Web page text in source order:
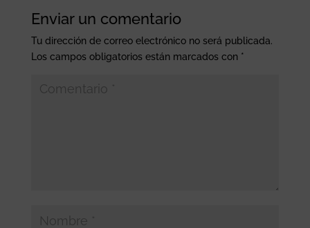
Enviar un comentario
Tu dirección de correo electrónico no será publicada.
Los campos obligatorios están marcados con *